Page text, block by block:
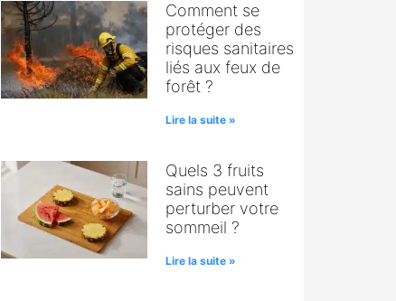
Comment se
protéger des
risques sanitaires
liés aux feux de
forêt ?
Lire la suite »
Quels 3 fruits
sains peuvent
perturber votre
sommeil ?
Lire la suite »